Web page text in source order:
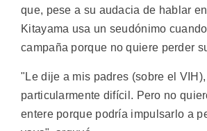
que, pese a su audacia de hablar
Kitayama usa un seudónimo
campaña porque no quiere perder
"Le dije a mis padres (sobre el
particularmente difícil. Pero no
entere porque podría impulsarlo a